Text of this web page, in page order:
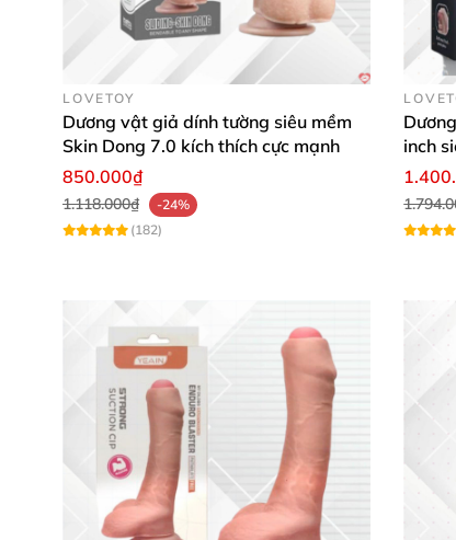
LOVETOY
Dương vật giả dính tường siêu mềm
Skin Dong 7.0 kích thích cực mạnh
850.000₫
1.118.000₫
-24%
(182)
inch